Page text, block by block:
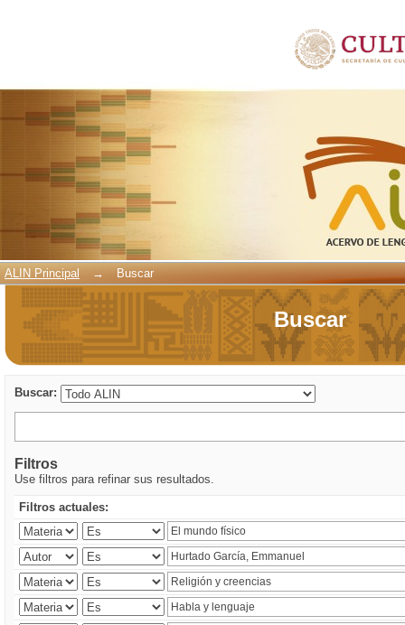
ALIN Principal → Buscar
Buscar
Buscar:
Filtros
Use filtros para refinar sus resultados.
Filtros actuales: